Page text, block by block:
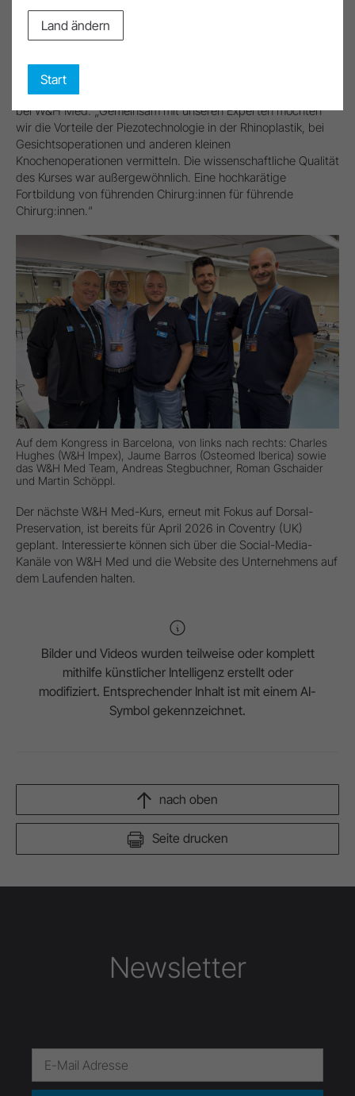
Nächster Kurs: Coventry (United Kingdom)
uns besonders über das durchwegs positive Feedback der
Teilnehmer:innen“, so Martin Schöppl, Business Development
bei W&H Med. „Gemeinsam mit unseren Experten möchten
wir die Vorteile der Piezotechnologie in der Rhinoplastik, bei
Gesichtsoperationen und anderen kleinen
Knochenoperationen vermitteln. Die wissenschaftliche Qualität
des Kurses war außergewöhnlich. Eine hochkarätige
Fortbildung von führenden Chirurg:innen für führende
Chirurg:innen.“
Auf dem Kongress in Barcelona, von links nach rechts: Charles
Hughes (W&H Impex), Jaume Barros (Osteomed Iberica) sowie
das W&H Med Team, Andreas Stegbuchner, Roman Gschaider
und Martin Schöppl.
Der nächste W&H Med-Kurs, erneut mit Fokus auf Dorsal-
Preservation, ist bereits für April 2026 in Coventry (UK)
geplant. Interessierte können sich über die Social-Media-
Kanäle von W&H Med und die Website des Unternehmens auf
dem Laufenden halten.
Bilder und Videos wurden teilweise oder komplett
mithilfe künstlicher Intelligenz erstellt oder
modifiziert. Entsprechender Inhalt ist mit einem AI-
Symbol gekennzeichnet.
Seite drucken
nach oben
Newsletter
Land ändern
Start